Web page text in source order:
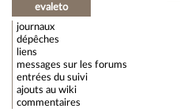
evaleto
journaux
dépêches
liens
messages sur les forums
entrées du suivi
ajouts au wiki
commentaires